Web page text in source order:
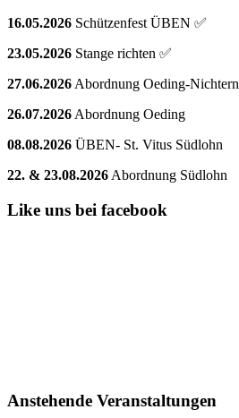
16.05.2026 Schützenfest ÜBEN ✅
23.05.2026 Stange richten ✅
27.06.2026 Abordnung Oeding-Nichtern
26.07.2026 Abordnung Oeding
08.08.2026 ÜBEN- St. Vitus Südlohn
22. & 23.08.2026 Abordnung Südlohn
Like uns bei facebook
Anstehende Veranstaltungen